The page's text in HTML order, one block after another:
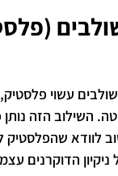
עשוי
השילוב הזה
לוודא שהפלסטיק
הדוקרנים